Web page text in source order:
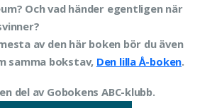
Och vad händer egentligen när
av den här boken bör du även
samma bokstav, Den lilla Å-boken.
del av Gobokens ABC-klubb.